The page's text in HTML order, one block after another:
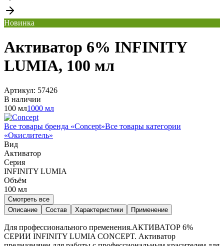
Новинка
Активатор 6% INFINITY
LUMIA, 100 мл
Артикул: 57426
В наличии
100 мл1000 мл
Все товары бренда «Concept»Все товары категории
«Окислитель»
Вид
Активатор
Серия
INFINITY LUMIA
Объём
100 мл
Смотреть все
Описание
Состав Характеристики Применение
Для профессионального пременения.АКТИВАТОР 6%
СЕРИИ INFINITY LUMIA CONCEPT. Активатор